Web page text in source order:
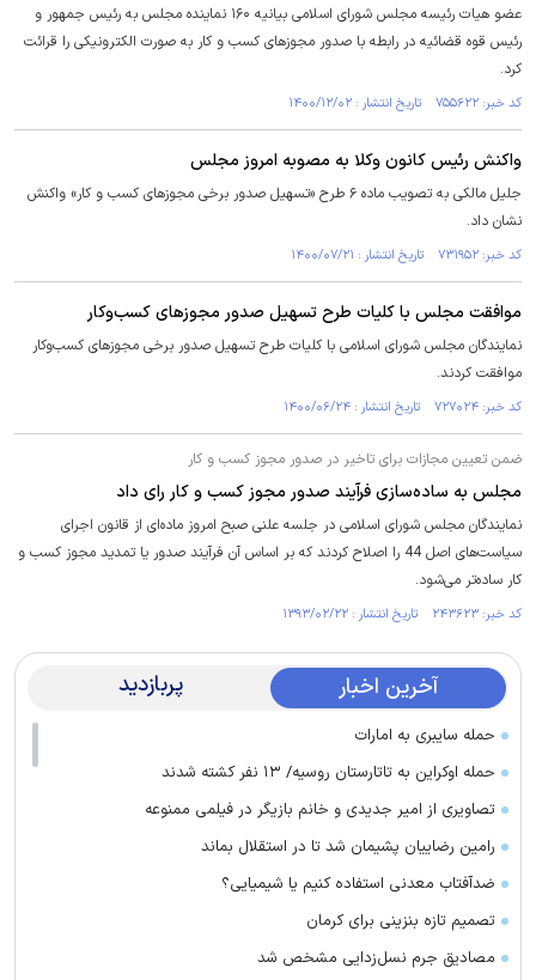
عضو هیات رئیسه مجلس شورای اسلامی بیانیه ۱۶۰ نماینده مجلس به رئیس جمهور و
رئیس قوه قضائیه در رابطه با صدور مجوزهای کسب و کار به صورت الکترونیکی را قرائت
کرد.
کد خبر: ۷۵۵۶۲۲ تاریخ انتشار : ۱۴۰۰/۱۲/۰۲
واکنش رئیس کانون وکلا به مصوبه امروز مجلس
جلیل مالکی به تصویب ماده ۶ طرح «تسهیل صدور برخی مجوزهای کسب و کار» واکنش
نشان داد.
کد خبر: ۷۳۱۹۵۲ تاریخ انتشار : ۱۴۰۰/۰۷/۲۱
موافقت مجلس با کلیات طرح تسهیل صدور مجوز‌های کسب‌وکار
نمایندگان مجلس شورای اسلامی با کلیات طرح تسهیل صدور برخی مجوز‌های کسب‌وکار
موافقت کردند.
کد خبر: ۷۲۷۰۲۴ تاریخ انتشار : ۱۴۰۰/۰۶/۲۴
ضمن تعیین مجازات برای تاخیر در صدور مجوز کسب و کار
مجلس به ساده‌سازی فرآیند صدور مجوز کسب و کار رای داد
نمایندگان مجلس شورای اسلامی در جلسه علنی صبح امروز ماده‌ای از قانون اجرای
سیاست‌های اصل 44 را اصلاح کردند که بر اساس آن فرآیند صدور یا تمدید مجوز کسب و
کار ساده‌تر می‌شود.
کد خبر: ۲۴۳۶۲۳ تاریخ انتشار : ۱۳۹۳/۰۲/۲۲
آخرین اخبار پربازدید
حمله سایبری به امارات
حمله اوکراین به تاتارستان روسیه/ ۱۳ نفر کشته شدند
تصاویری از امیر جدیدی و خانم بازیگر در فیلمی ممنوعه
رامین رضاییان پشیمان شد تا در استقلال بماند
ضدآفتاب معدنی استفاده کنیم یا شیمیایی؟
تصمیم تازه بنزینی برای کرمان
مصادیق جرم نسل‌زدایی مشخص شد